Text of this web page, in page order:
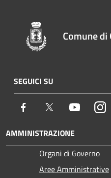
Comune di
SEGUICI SU
Facebook Twitter Youtube
AMMINISTRAZIONE
Organi di Governo
Aree Amministrative